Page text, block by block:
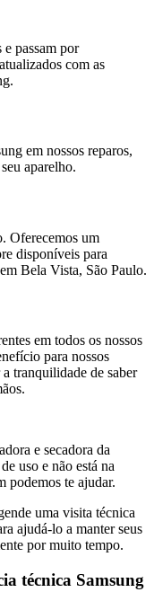
passam por
com as
.
em nossos reparos,
aparelho.
Oferecemos um
disponíveis para
Bela Vista, São Paulo.
em todos os nossos
para nossos
tranquilidade de saber
e secadora da
uso e não está na
podemos te ajudar.
uma visita técnica
ajudá-lo a manter seus
por muito tempo.
técnica Samsung